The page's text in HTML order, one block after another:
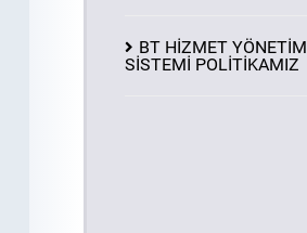
BT HİZMET YÖNETİM
SİSTEMİ POLİTİKAMIZ